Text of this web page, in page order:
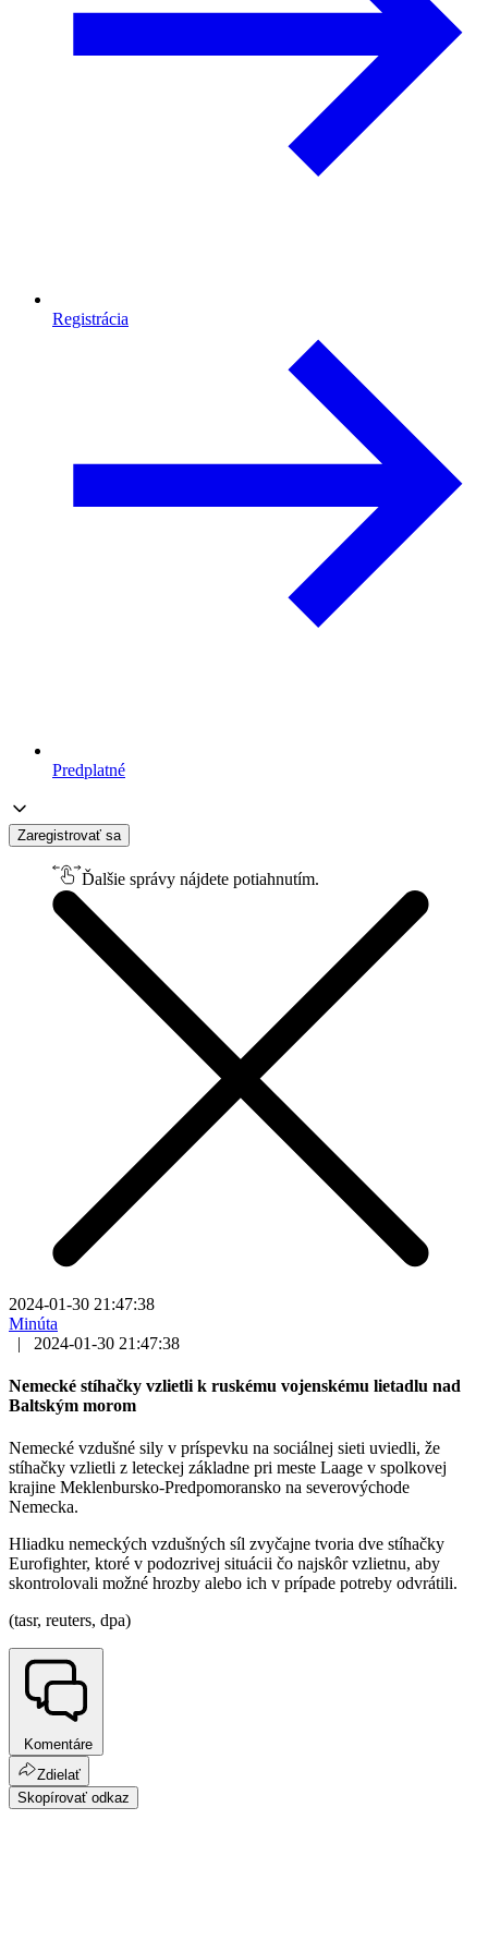
Registrácia
Predplatné
Zaregistrovať sa
Ďalšie správy nájdete potiahnutím.
2024-01-30 21:47:38
Minúta
|
2024-01-30 21:47:38
Nemecké stíhačky vzlietli k ruskému vojenskému lietadlu nad
Baltským morom
Nemecké vzdušné sily v príspevku na sociálnej sieti uviedli, že
stíhačky vzlietli z leteckej základne pri meste Laage v spolkovej
krajine Meklenbursko-Predpomoransko na severovýchode
Nemecka.
Hliadku nemeckých vzdušných síl zvyčajne tvoria dve stíhačky
Eurofighter, ktoré v podozrivej situácii čo najskôr vzlietnu, aby
skontrolovali možné hrozby alebo ich v prípade potreby odvrátili.
(tasr, reuters, dpa)
Komentáre
Zdielať
Skopírovať odkaz